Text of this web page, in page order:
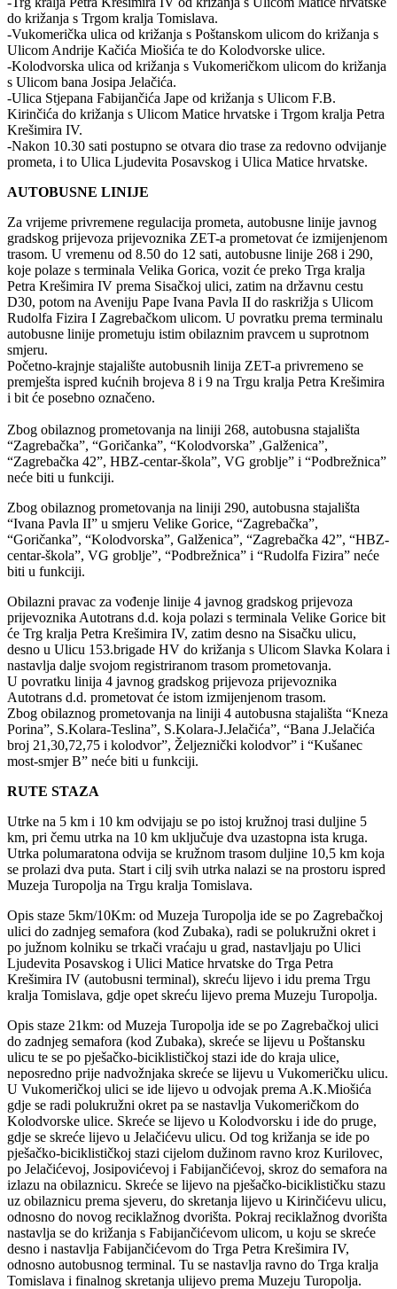
do križanja s Trgom kralja Tomislava.
-Vukomerička ulica od križanja s Poštanskom ulicom do križanja s
Ulicom Andrije Kačića Miošića te do Kolodvorske ulice.
-Kolodvorska ulica od križanja s Vukomeričkom ulicom do križanja
s Ulicom bana Josipa Jelačića.
-Ulica Stjepana Fabijančića Jape od križanja s Ulicom F.B.
Kirinčića do križanja s Ulicom Matice hrvatske i Trgom kralja Petra
Krešimira IV.
-Nakon 10.30 sati postupno se otvara dio trase za redovno odvijanje
prometa, i to Ulica Ljudevita Posavskog i Ulica Matice hrvatske.
AUTOBUSNE LINIJE
Za vrijeme privremene regulacija prometa, autobusne linije javnog
gradskog prijevoza prijevoznika ZET-a prometovat će izmijenjenom
trasom. U vremenu od 8.50 do 12 sati, autobusne linije 268 i 290,
koje polaze s terminala Velika Gorica, vozit će preko Trga kralja
Petra Krešimira IV prema Sisačkoj ulici, zatim na državnu cestu
D30, potom na Aveniju Pape Ivana Pavla II do raskrižja s Ulicom
Rudolfa Fizira I Zagrebačkom ulicom. U povratku prema terminalu
autobusne linije prometuju istim obilaznim pravcem u suprotnom
smjeru.
Početno-krajnje stajalište autobusnih linija ZET-a privremeno se
premješta ispred kućnih brojeva 8 i 9 na Trgu kralja Petra Krešimira
i bit će posebno označeno.
Zbog obilaznog prometovanja na liniji 268, autobusna stajališta
“Zagrebačka”, “Goričanka”, “Kolodvorska” ,Galženica”,
“Zagrebačka 42”, HBZ-centar-škola”, VG groblje” i “Podbrežnica”
neće biti u funkciji.
Zbog obilaznog prometovanja na liniji 290, autobusna stajališta
“Ivana Pavla II” u smjeru Velike Gorice, “Zagrebačka”,
“Goričanka”, “Kolodvorska”, Galženica”, “Zagrebačka 42”, “HBZ-
centar-škola”, VG groblje”, “Podbrežnica” i “Rudolfa Fizira” neće
biti u funkciji.
Obilazni pravac za vođenje linije 4 javnog gradskog prijevoza
prijevoznika Autotrans d.d. koja polazi s terminala Velike Gorice bit
će Trg kralja Petra Krešimira IV, zatim desno na Sisačku ulicu,
desno u Ulicu 153.brigade HV do križanja s Ulicom Slavka Kolara i
nastavlja dalje svojom registriranom trasom prometovanja.
U povratku linija 4 javnog gradskog prijevoza prijevoznika
Autotrans d.d. prometovat će istom izmijenjenom trasom.
Zbog obilaznog prometovanja na liniji 4 autobusna stajališta “Kneza
Porina”, S.Kolara-Teslina”, S.Kolara-J.Jelačića”, “Bana J.Jelačića
broj 21,30,72,75 i kolodvor”, Željeznički kolodvor” i “Kušanec
most-smjer B” neće biti u funkciji.
RUTE STAZA
Utrke na 5 km i 10 km odvijaju se po istoj kružnoj trasi duljine 5
km, pri čemu utrka na 10 km uključuje dva uzastopna ista kruga.
Utrka polumaratona odvija se kružnom trasom duljine 10,5 km koja
se prolazi dva puta. Start i cilj svih utrka nalazi se na prostoru ispred
Muzeja Turopolja na Trgu kralja Tomislava.
Opis staze 5km/10Km: od Muzeja Turopolja ide se po Zagrebačkoj
ulici do zadnjeg semafora (kod Zubaka), radi se polukružni okret i
po južnom kolniku se trkači vraćaju u grad, nastavljaju po Ulici
Ljudevita Posavskog i Ulici Matice hrvatske do Trga Petra
Krešimira IV (autobusni terminal), skreću lijevo i idu prema Trgu
kralja Tomislava, gdje opet skreću lijevo prema Muzeju Turopolja.
Opis staze 21km: od Muzeja Turopolja ide se po Zagrebačkoj ulici
do zadnjeg semafora (kod Zubaka), skreće se lijevu u Poštansku
ulicu te se po pješačko-biciklističkoj stazi ide do kraja ulice,
neposredno prije nadvožnjaka skreće se lijevu u Vukomeričku ulicu.
U Vukomeričkoj ulici se ide lijevo u odvojak prema A.K.Miošića
gdje se radi polukružni okret pa se nastavlja Vukomeričkom do
Kolodvorske ulice. Skreće se lijevo u Kolodvorsku i ide do pruge,
gdje se skreće lijevo u Jelačićevu ulicu. Od tog križanja se ide po
pješačko-biciklističkoj stazi cijelom dužinom ravno kroz Kurilovec,
po Jelačićevoj, Josipovićevoj i Fabijančićevoj, skroz do semafora na
izlazu na obilaznicu. Skreće se lijevo na pješačko-biciklističku stazu
uz obilaznicu prema sjeveru, do skretanja lijevo u Kirinčićevu ulicu,
odnosno do novog reciklažnog dvorišta. Pokraj reciklažnog dvorišta
nastavlja se do križanja s Fabijančićevom ulicom, u koju se skreće
desno i nastavlja Fabijančićevom do Trga Petra Krešimira IV,
odnosno autobusnog terminal. Tu se nastavlja ravno do Trga kralja
Tomislava i finalnog skretanja ulijevo prema Muzeju Turopolja.